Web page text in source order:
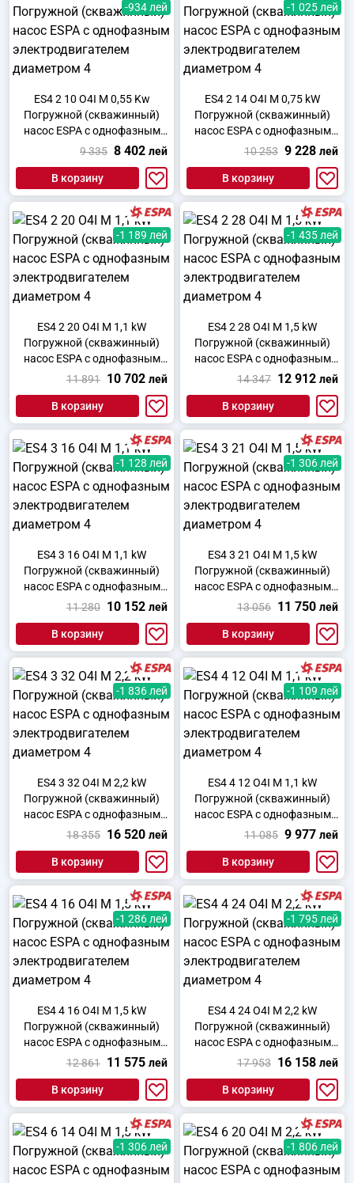
-934 лей
ES4 2 10 O4I M 0,55 Kw
Погружной (скважинный)
насос ESPA с однофазным
электродвигателем
9 335 8 402 лей
В корзину
-1 025 лей
ES4 2 14 O4I M 0,75 kW
Погружной (скважинный)
насос ESPA с однофазным
электродвигателем
10 253 9 228 лей
В корзину
-1 189 лей
ES4 2 20 O4I M 1,1 kW
Погружной (скважинный)
насос ESPA с однофазным
электродвигателем
11 891 10 702 лей
В корзину
-1 435 лей
ES4 2 28 O4I M 1,5 kW
Погружной (скважинный)
насос ESPA с однофазным
электродвигателем
14 347 12 912 лей
В корзину
-1 128 лей
ES4 3 16 O4I M 1,1 kW
Погружной (скважинный)
насос ESPA с однофазным
электродвигателем
11 280 10 152 лей
В корзину
-1 306 лей
ES4 3 21 O4I M 1,5 kW
Погружной (скважинный)
насос ESPA с однофазным
электродвигателем
13 056 11 750 лей
В корзину
-1 836 лей
ES4 3 32 O4I M 2,2 kW
Погружной (скважинный)
насос ESPA с однофазным
электродвигателем
18 355 16 520 лей
В корзину
-1 109 лей
ES4 4 12 O4I M 1,1 kW
Погружной (скважинный)
насос ESPA с однофазным
электродвигателем
11 085 9 977 лей
В корзину
-1 286 лей
ES4 4 16 O4I M 1,5 kW
Погружной (скважинный)
насос ESPA с однофазным
электродвигателем
12 861 11 575 лей
В корзину
-1 795 лей
ES4 4 24 O4I M 2,2 kW
Погружной (скважинный)
насос ESPA с однофазным
электродвигателем
17 953 16 158 лей
В корзину
-1 306 лей -1 806 лей